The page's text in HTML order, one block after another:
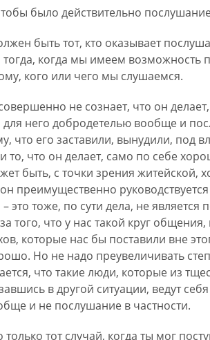
было действительно
быть тот, кто оказывает
когда мы имеем возможность
кого или чего мы слушаемся.
не сознает, что он
для него добродетелью вообще и
что его заставили, вынудили,
то, что он делает, само по себе
быть, с точки зрения житейской,
преимущественно
это тоже, по сути дела, не
того, что у нас такой круг
которые нас бы поставили вне
Но не надо преувеличивать
что такие люди, которые из
в другой ситуации, ведут
и не послушание в частности.
тот случай, когда ты мог